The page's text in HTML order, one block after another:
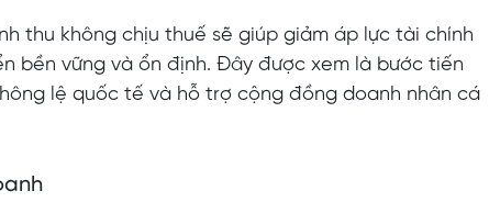
thu không chịu thuế sẽ giúp giảm áp lực tài chính
bền vững và ổn định. Đây được xem là bước tiến
lệ quốc tế và hỗ trợ cộng đồng doanh nhân cá